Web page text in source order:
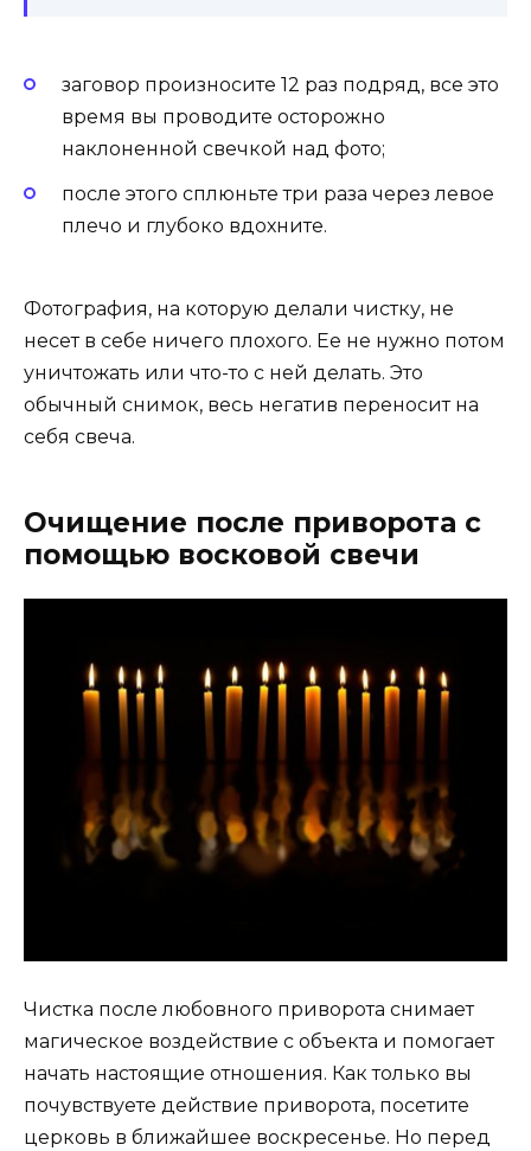
заговор произносите 12 раз подряд, все это
время вы проводите осторожно
наклоненной свечкой над фото;
после этого сплюньте три раза через левое
плечо и глубоко вдохните.
Фотография, на которую делали чистку, не
несет в себе ничего плохого. Ее не нужно потом
уничтожать или что-то с ней делать. Это
обычный снимок, весь негатив переносит на
себя свеча.
Очищение после приворота с
помощью восковой свечи
Чистка после любовного приворота снимает
магическое воздействие с объекта и помогает
начать настоящие отношения. Как только вы
почувствуете действие приворота, посетите
церковь в ближайшее воскресенье. Но перед